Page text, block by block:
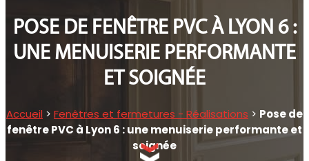
POSE DE FENÊTRE PVC À LYON 6 :
UNE MENUISERIE PERFORMANTE
ET SOIGNÉE
Accueil > Fenêtres et fermetures - Réalisations > Pose de
fenêtre PVC à Lyon 6 : une menuiserie performante et
soignée